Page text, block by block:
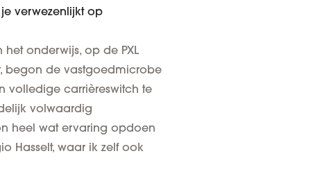
verwezenlijkt op
onderwijs, op de PXL
begon de vastgoedmicrobe
volledige carrièreswitch te
volwaardig
heel wat ervaring opdoen
Hasselt, waar ik zelf ook